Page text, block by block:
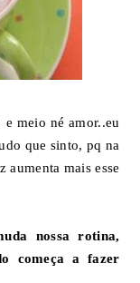
meio né amor..eu
que sinto, pq na
aumenta mais esse
nossa rotina,
começa a fazer